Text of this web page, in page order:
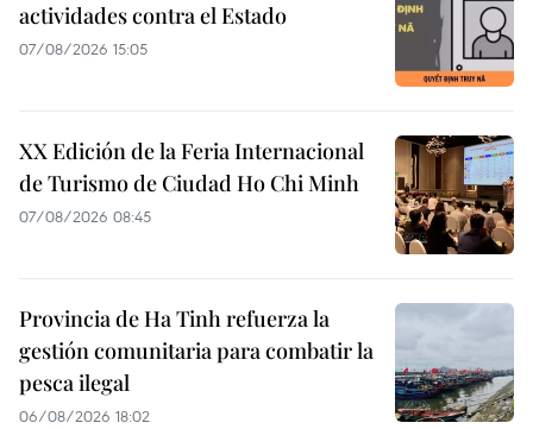
actividades contra el Estado
07/08/2026 15:05
XX Edición de la Feria Internacional
de Turismo de Ciudad Ho Chi Minh
07/08/2026 08:45
Provincia de Ha Tinh refuerza la
gestión comunitaria para combatir la
pesca ilegal
06/08/2026 18:02